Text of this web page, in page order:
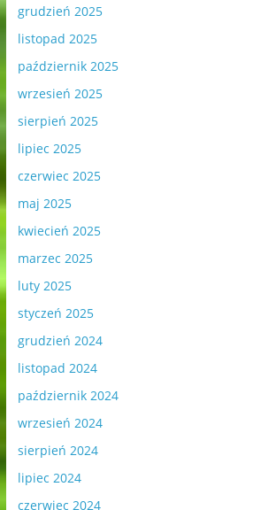
grudzień 2025
listopad 2025
październik 2025
wrzesień 2025
sierpień 2025
lipiec 2025
czerwiec 2025
maj 2025
kwiecień 2025
marzec 2025
luty 2025
styczeń 2025
grudzień 2024
listopad 2024
październik 2024
wrzesień 2024
sierpień 2024
lipiec 2024
czerwiec 2024